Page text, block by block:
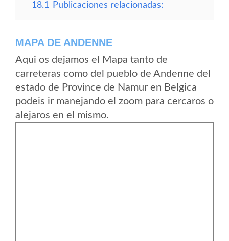
18.1
Publicaciones relacionadas:
MAPA DE ANDENNE
Aqui os dejamos el Mapa tanto de
carreteras como del pueblo de Andenne del
estado de Province de Namur en Belgica
podeis ir manejando el zoom para cercaros o
alejaros en el mismo.